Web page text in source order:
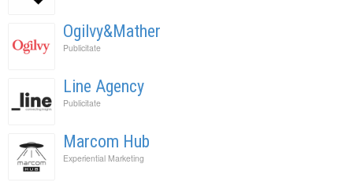
Ogilvy&Mather
Publicitate
Line Agency
Publicitate
Marcom Hub
Experiential Marketing